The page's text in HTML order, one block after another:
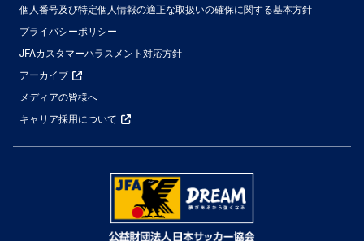
個人番号及び特定個人情報の適正な取扱いの確保に関する基本方針
プライバシーポリシー
JFAカスタマーハラスメント対応方針
アーカイブ
メディアの皆様へ
キャリア採用について